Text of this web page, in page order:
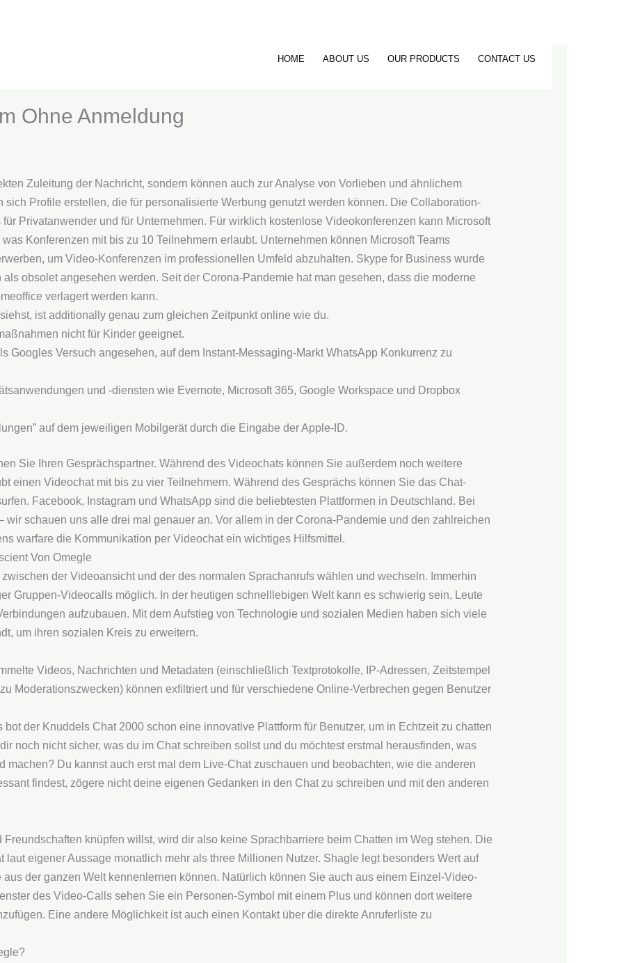
HOME ABOUT US OUR PRODUCTS CONTACT US
Ohne Anmeldung
Zuleitung der Nachricht, sondern können auch zur Analyse von Vorlieben und ähnlichem
sich Profile erstellen, die für personalisierte Werbung genutzt werden können. Die Collaboration-
Privatanwender und für Unternehmen. Für wirklich kostenlose Videokonferenzen kann Microsoft
Konferenzen mit bis zu 10 Teilnehmern erlaubt. Unternehmen können Microsoft Teams
um Video-Konferenzen im professionellen Umfeld abzuhalten. Skype for Business wurde
obsolet angesehen werden. Seit der Corona-Pandemie hat man gesehen, dass die moderne
verlagert werden kann.
ist additionally genau zum gleichen Zeitpunkt online wie du.
nicht für Kinder geeignet.
Googles Versuch angesehen, auf dem Instant-Messaging-Markt WhatsApp Konkurrenz zu
und -diensten wie Evernote, Microsoft 365, Google Workspace und Dropbox
auf dem jeweiligen Mobilgerät durch die Eingabe der Apple-ID.
Sie Ihren Gesprächspartner. Während des Videochats können Sie außerdem noch weitere
einen Videochat mit bis zu vier Teilnehmern. Während des Gesprächs können Sie das Chat-
Facebook, Instagram und WhatsApp sind die beliebtesten Plattformen in Deutschland. Bei
wir schauen uns alle drei mal genauer an. Vor allem in der Corona-Pandemie und den zahlreichen
warfare die Kommunikation per Videochat ein wichtiges Hilfsmittel.
Von Omegle
der Videoansicht und der des normalen Sprachanrufs wählen und wechseln. Immerhin
Gruppen-Videocalls möglich. In der heutigen schnelllebigen Welt kann es schwierig sein, Leute
aufzubauen. Mit dem Aufstieg von Technologie und sozialen Medien haben sich viele
um ihren sozialen Kreis zu erweitern.
Videos, Nachrichten und Metadaten (einschließlich Textprotokolle, IP-Adressen, Zeitstempel
Moderationszwecken) können exfiltriert und für verschiedene Online-Verbrechen gegen Benutzer
bot der Knuddels Chat 2000 schon eine innovative Plattform für Benutzer, um in Echtzeit zu chatten
noch nicht sicher, was du im Chat schreiben sollst und du möchtest erstmal herausfinden, was
machen? Du kannst auch erst mal dem Live-Chat zuschauen und beobachten, wie die anderen
findest, zögere nicht deine eigenen Gedanken in den Chat zu schreiben und mit den anderen
knüpfen willst, wird dir also keine Sprachbarriere beim Chatten im Weg stehen. Die
laut eigener Aussage monatlich mehr als three Millionen Nutzer. Shagle legt besonders Wert auf
aus der ganzen Welt kennenlernen können. Natürlich können Sie auch aus einem Einzel-Video-
des Video-Calls sehen Sie ein Personen-Symbol mit einem Plus und können dort weitere
Eine andere Möglichkeit ist auch einen Kontakt über die direkte Anruferliste zu